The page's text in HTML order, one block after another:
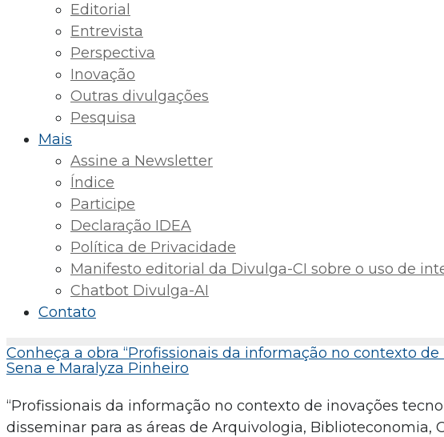
Editorial
Entrevista
Perspectiva
Inovação
Outras divulgações
Pesquisa
Mais
Assine a Newsletter
Índice
Participe
Declaração IDEA
Política de Privacidade
Manifesto editorial da Divulga-CI sobre o uso de
Chatbot Divulga-AI
Contato
Conheça a obra “Profissionais da informação no contexto
Sena e Maralyza Pinheiro
“Profissionais da informação no contexto de inovações
disseminar para as áreas de Arquivologia, Biblioteconomia,